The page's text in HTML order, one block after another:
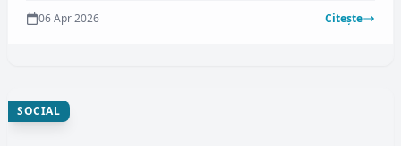
pregătirea populației, economiei și teritoriului pentru
apărare. Potrivit MApN, aceste activități au scopul de a
06 Apr 2026 Citește
SOCIAL